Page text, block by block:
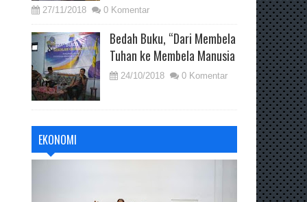
27/11/2018 0 Komentar
Bedah Buku, “Dari Membela
Tuhan ke Membela Manusia
24/10/2018 0 Komentar
EKONOMI